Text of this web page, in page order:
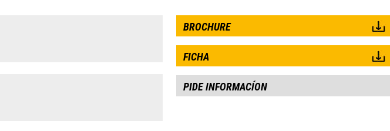
BROCHURE
FICHA
PIDE INFORMACÍON